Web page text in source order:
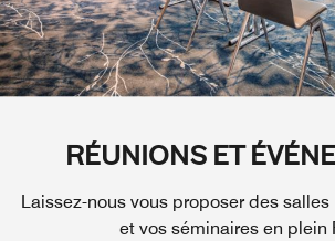
RÉUNIONS ET
Laissez-nous vous proposer des
et vos séminaires en plein